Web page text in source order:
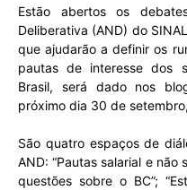
Estão abertos os
Deliberativa (AND) do
que ajudarão a definir os
pautas de interesse dos
Brasil, será dado nos
próximo dia 30 de
São quatro espaços de
AND: “Pautas salarial e não
questões sobre o BC”;